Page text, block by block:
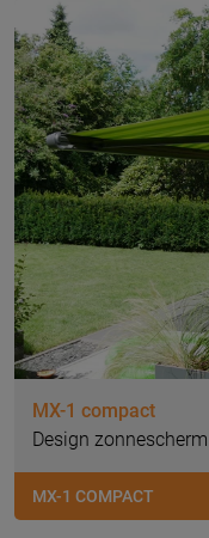
MX-1 compact
Design
MX-1 COMPACT